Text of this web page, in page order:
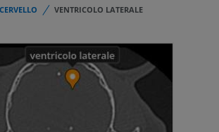
VENTRICOLO LATERALE